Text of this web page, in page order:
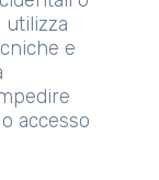
utilizza
e
accesso